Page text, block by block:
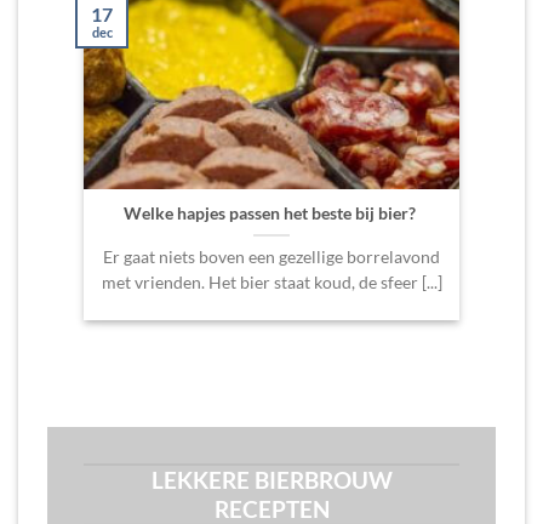
Welke hapjes passen het beste bij bier?
Er gaat niets boven een gezellige borrelavond
met vrienden. Het bier staat koud, de sfeer [...]
17
dec
LEKKERE BIERBROUW
RECEPTEN